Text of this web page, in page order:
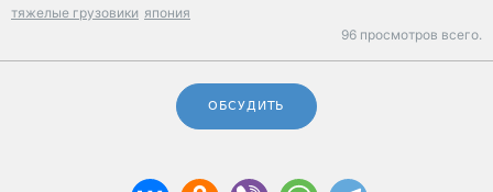
тяжелые грузовики япония
96 просмотров всего.
ОБСУДИТЬ